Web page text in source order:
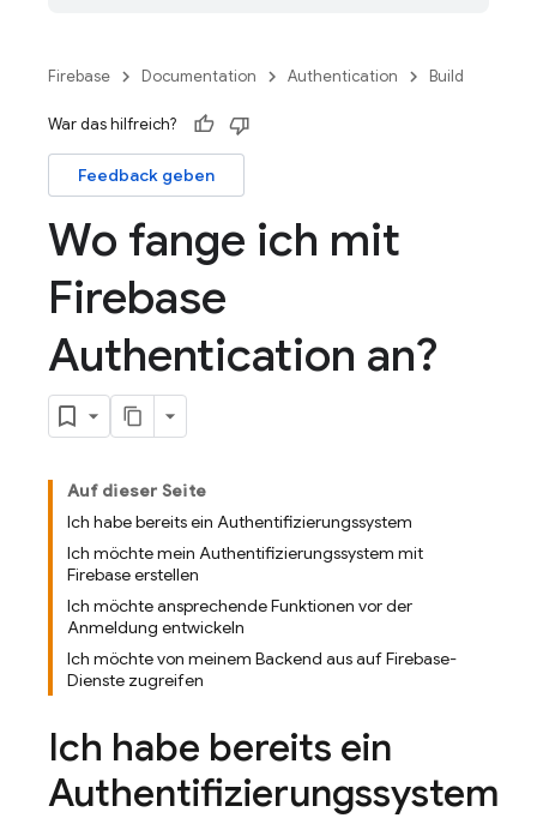
Firebase Documentation Authentication Build
War das hilfreich?
Feedback geben
Wo fange ich mit
Firebase
Authentication an?
Auf dieser Seite
Ich habe bereits ein Authentifizierungssystem
Ich möchte mein Authentifizierungssystem mit
Firebase erstellen
Ich möchte ansprechende Funktionen vor der
Anmeldung entwickeln
Ich möchte von meinem Backend aus auf Firebase-
Dienste zugreifen
Ich habe bereits ein
Authentifizierungssystem